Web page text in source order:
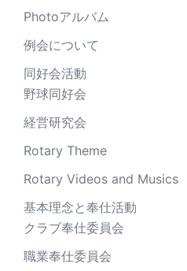
Photoアルバム
例会について
同好会活動
野球同好会
経営研究会
Rotary Theme
Rotary Videos and Musics
基本理念と奉仕活動
クラブ奉仕委員会
職業奉仕委員会